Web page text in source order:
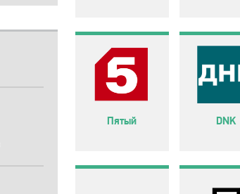
Пятый DNK